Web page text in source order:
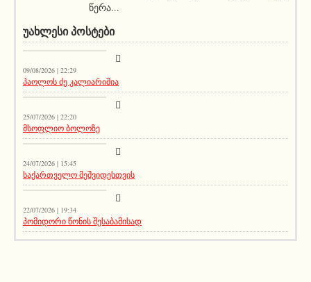
წერა...
ᲣᲐᲮᲚᲔᲡᲘ ᲞᲝᲡᲢᲔᲑᲘ
09/08/2026 | 22:29
პაოლოს ძე კალიარიშია
სიახლეები
25/07/2026 | 22:20
მსოფლიო ბოლოზე
სიახლეები
24/07/2026 | 15:45
საქართველო მეშვიდესთვის
აქეთურ-იქითური
22/07/2026 | 19:34
პომიდორი წონის შესაბამისად